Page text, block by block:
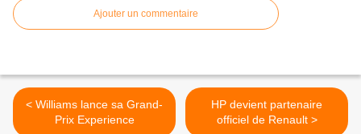
Ajouter un commentaire
< Williams lance sa Grand-
Prix Experience
HP devient partenaire
officiel de Renault >